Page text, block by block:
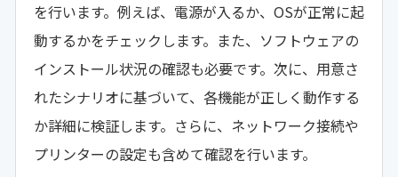
を行います。例えば、電源が入るか、OSが正常に起
動するかをチェックします。また、ソフトウェアの
インストール状況の確認も必要です。次に、用意さ
れたシナリオに基づいて、各機能が正しく動作する
か詳細に検証します。さらに、ネットワーク接続や
プリンターの設定も含めて確認を行います。